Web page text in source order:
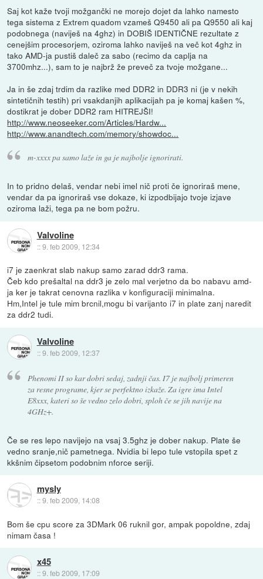
Saj kot kaže tvoji možgančki ne morejo dojet da lahko namesto
tega sistema z Extrem quadom vzameš Q9450 ali pa Q9550 ali kaj
podobnega (naviješ na 4ghz) in DOBIŠ IDENTIČNE rezultate z
cenejšim procesorjem, oziroma lahko naviješ na več kot 4ghz in
tako AMD-ja pustiš daleč za sabo (recimo da caplja na
3700mhz...), sam to je najbrž že preveč za tvoje možgane...
Ja in še zdaj trdim da razlike med DDR2 in DDR3 ni (je v nekih
sintetičnih testih) pri vsakdanjih aplikacijah pa je komaj kašen %,
dostikrat je dober DDR2 ram HITREJŠI!
http://www.neoseeker.com/Articles/Hardw...
http://www.anandtech.com/memory/showdoc...
m-xxxx pa samo laže in ga je najbolje ignorirati.
In to pridno delaš, vendar nebi imel nič proti če ignoriraš mene,
vendar da pa ignoriraš vse dokaze, ki izpodbijajo tvoje izjave
oziroma laži, tega pa ne bom požru.
Valvoline
::9. feb 2009, 12:34
i7 je zaenkrat slab nakup samo zarad ddr3 rama.
Čeb kdo prešaltal na ddr3 je zelo mal verjetno da bo nabavu amd-
ja ker je takrat cenovna razlika v konfiguraciji minimalna.
Hm,Intel je tule mim brcnil,mogu bi varijanto i7 in plate zanj naredit
za ddr2 tudi.
Valvoline
::9. feb 2009, 12:37
Phenomi II so kar dobri sedaj, zadnji čas. I7 je najbolj primeren
za resne programe, kjer se perfektno izkaže. Za igre ima Intel
E8xxx, kateri so še vedno zelo dobri, sploh če se jih navije na
4GHz+.
Če se res lepo navijejo na vsaj 3.5ghz je dober nakup. Plate še
vedno sranje,nič pametnega. Nvidia bi lepo tule vstopila spet z
kkšnim čipsetom podobnim nforce seriji.
mysly
::9. feb 2009, 14:08
Bom še cpu score za 3DMark 06 ruknil gor, ampak popoldne, zdaj
nimam časa !
x45
::9. feb 2009, 17:09